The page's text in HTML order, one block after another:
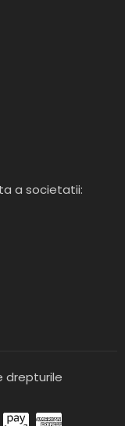
a societatii:
drepturile